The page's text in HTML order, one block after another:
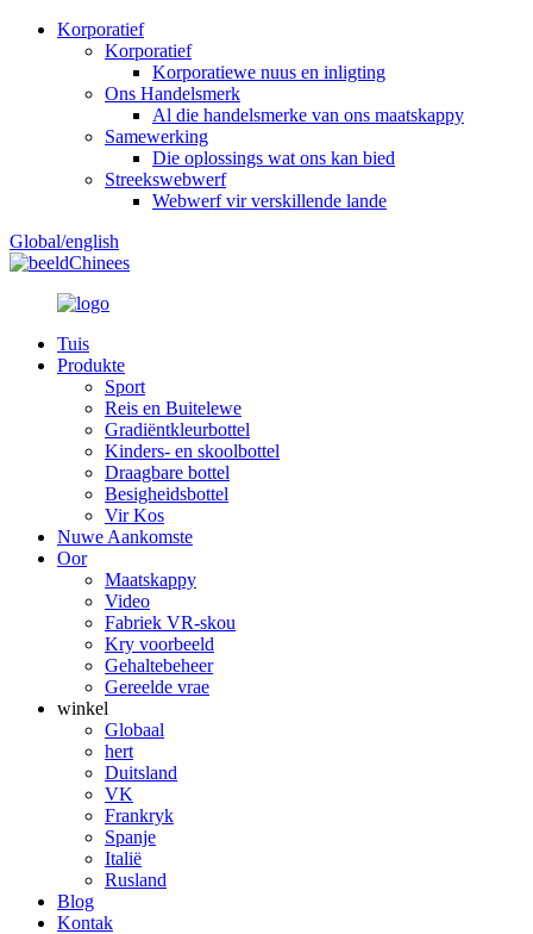
Korporatief
Korporatief
Korporatiewe nuus en inligting
Ons Handelsmerk
Al die handelsmerke van ons maatskappy
Samewerking
Die oplossings wat ons kan bied
Streekswebwerf
Webwerf vir verskillende lande
Global/english
Chinees
Tuis
Produkte
Sport
Reis en Buitelewe
Gradiëntkleurbottel
Kinders- en skoolbottel
Draagbare bottel
Besigheidsbottel
Vir Kos
Nuwe Aankomste
Oor
Maatskappy
Video
Fabriek VR-skou
Kry voorbeeld
Gehaltebeheer
Gereelde vrae
winkel
Globaal
hert
Duitsland
VK
Frankryk
Spanje
Italië
Rusland
Blog
Kontak